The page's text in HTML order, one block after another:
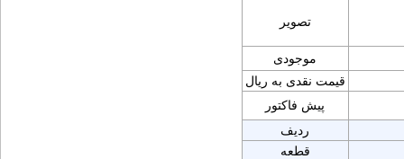
تصویر
موجودی
قیمت نقدی به ریال
پیش فاکتور
ردیف
قطعه